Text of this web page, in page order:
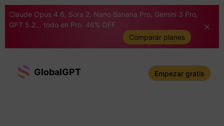
Claude Opus 4.6, Sora 2, Nano Banana Pro, Gemini 3 Pro,
GPT 5.2... todo en Pro. 46% OFF
Comparar planes
GlobalGPT Empezar gratis